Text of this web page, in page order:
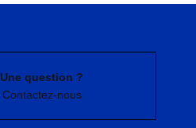
Une question ?
Contactez-nous